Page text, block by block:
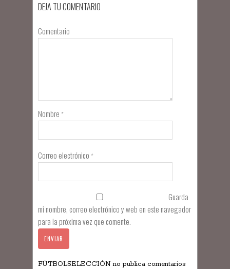
DEJA TU COMENTARIO
Comentario
Nombre *
Correo electrónico *
Guarda
mi nombre, correo electrónico y web en este navegador
para la próxima vez que comente.
FÚTBOLSELECCIÓN no publica comentarios